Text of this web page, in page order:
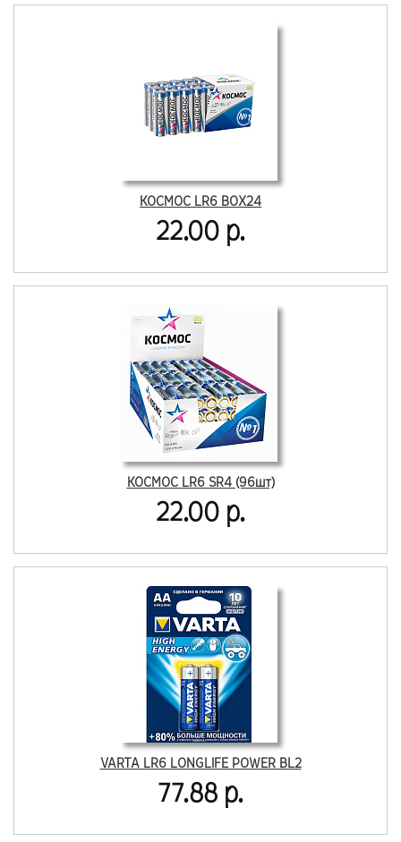
КОСМОС LR6 BOX24
22.00 р.
КОСМОС LR6 SR4 (96шт)
22.00 р.
VARTA LR6 LONGLIFE POWER BL2
77.88 р.